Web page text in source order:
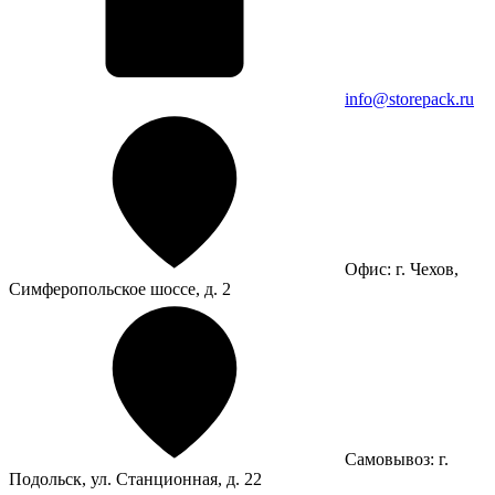
info@storepack.ru
Офис: г. Чехов,
Симферопольское шоссе, д. 2
Самовывоз: г.
Подольск, ул. Станционная, д. 22